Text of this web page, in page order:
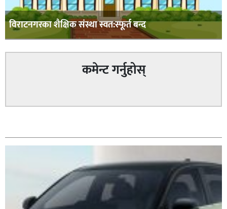
विराटनगरका शैक्षिक संस्था स्वत:स्फूर्त बन्द
कमेन्ट गर्नुहोस्